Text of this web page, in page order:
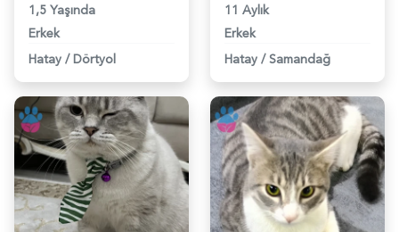
1,5 Yaşında
Erkek
Hatay / Dörtyol
11 Aylık
Erkek
Hatay / Samandağ